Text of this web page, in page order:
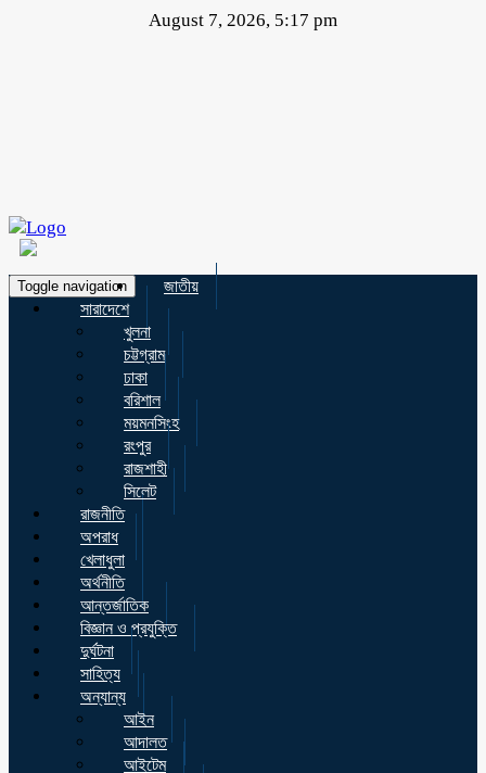
August 7, 2026, 5:17 pm
Toggle navigation
জাতীয়
সারাদেশে
খুলনা
চট্টগ্রাম
ঢাকা
বরিশাল
ময়মনসিংহ
রংপুর
রাজশাহী
সিলেট
রাজনীতি
অপরাধ
খেলাধুলা
অর্থনীতি
আন্তর্জাতিক
বিজ্ঞান ও প্রযুক্তি
দুর্ঘটনা
সাহিত্য
অন্যান্য
আইন
আদালত
আইটেম